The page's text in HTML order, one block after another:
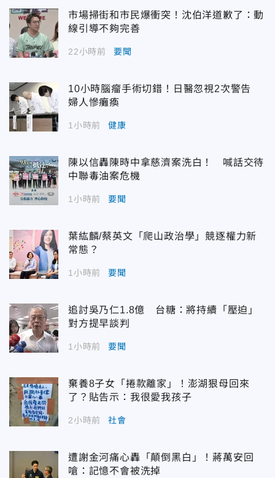
市場掃街和市民爆衝突！沈伯洋道歉了：動
線引導不夠完善
22小時前 要聞
10小時腦瘤手術切錯！日醫忽視2次警告
婦人慘癱瘓
1小時前 健康
陳以信轟陳時中拿慈濟案洗白！ 喊話交待
中聯毒油案危機
1小時前 要聞
葉紘麟/蔡英文「爬山政治學」競逐權力新
常態？
1小時前 要聞
追討吳乃仁1.8億 台糖：將持續「壓迫」
對方提早談判
1小時前 要聞
棄養8子女「捲款離家」！澎湖狠母回來
了？貼告示：我很愛我孩子
2小時前 社會
遭謝金河痛心轟「顛倒黑白」！蔣萬安回
嗆：記憶不會被洗掉